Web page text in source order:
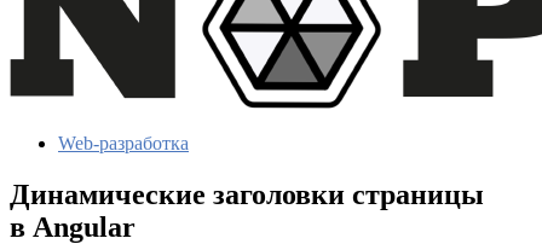
Web-разработка
Динамические заголовки страницы
в Angular